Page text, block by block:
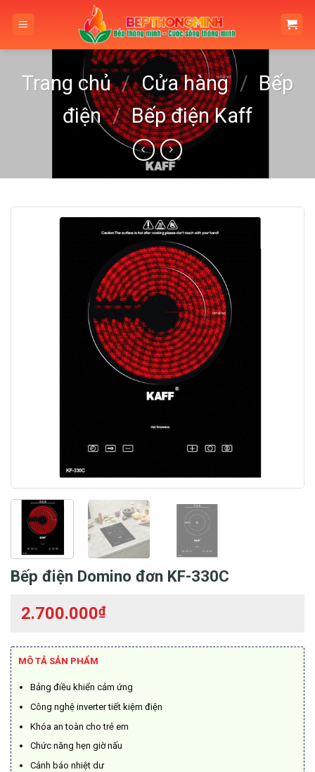
Trang chủ / Cửa hàng / Bếp
điện / Bếp điện Kaff
Bếp điện Domino đơn KF-330C
2.700.000₫
MÔ TẢ SẢN PHẨM
Bảng điều khiển cảm ứng
Công nghệ inverter tiết kiệm điện
Khóa an toàn cho trẻ em
Chức năng hẹn giờ nấu
Cảnh báo nhiệt dư